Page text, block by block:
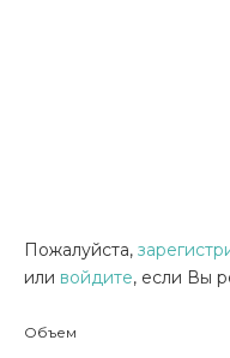
Пожалуйста,
или войдите, если Вы
Объем